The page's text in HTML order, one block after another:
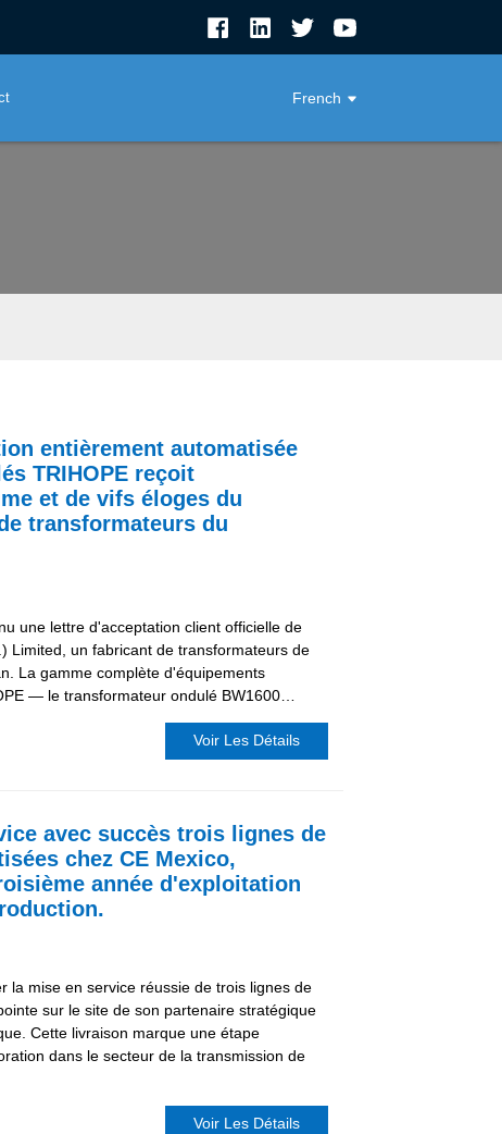
French
entièrement automatisée
TRIHOPE reçoit
et de vifs éloges du
transformateurs du
une lettre d'acceptation client officielle de
Limited, un fabricant de transformateurs de
La gamme complète d'équipements
— le transformateur ondulé BW1600…
Voir Les Détails
avec succès trois lignes de
chez CE Mexico,
année d'exploitation
la mise en service réussie de trois lignes de
sur le site de son partenaire stratégique
Cette livraison marque une étape
dans le secteur de la transmission de
Voir Les Détails